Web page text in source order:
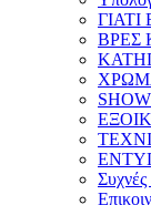
ΓΙΑΤΙ
ΒΡΕΣ
Συχνές